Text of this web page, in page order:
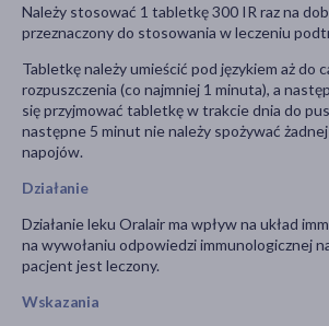
Należy stosować 1 tabletkę 300 IR raz na
przeznaczony do stosowania w leczeniu
Tabletkę należy umieścić pod językiem aż do
rozpuszczenia (co najmniej 1 minuta), a
się przyjmować tabletkę w trakcie dnia do
następne 5 minut nie należy spożywać
napojów.
Działanie
Działanie leku Oralair ma wpływ na układ
na wywołaniu odpowiedzi immunologicznej
pacjent jest leczony.
Wskazania